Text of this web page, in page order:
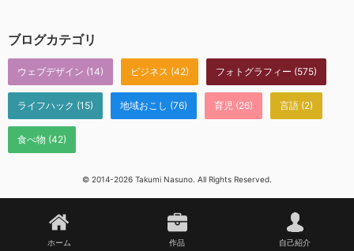
ブログカテゴリ
ウェブデザイン (14) ビジネス (42) フォトグラフィー (575)
ライフハック (15) 地域おこし (76) 育児 (26) 言語 (2)
食べ物 (42)
© 2014-2026 Takumi Nasuno. All Rights Reserved.
ホーム 作品 自己紹介